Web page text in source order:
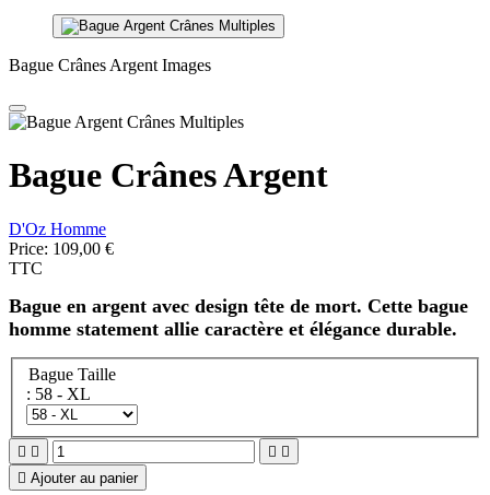
Bague Crânes Argent Images
Bague Crânes Argent
D'Oz Homme
Price: 109,00 €
TTC
Bague en argent avec design tête de mort. Cette bague
homme statement allie caractère et élégance durable.
Bague Taille
: 58 - XL
   
 Ajouter au panier